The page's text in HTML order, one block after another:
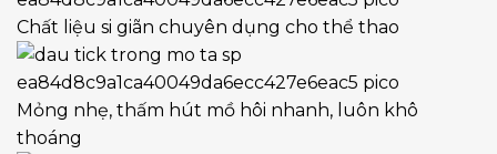
Chất liệu si giãn chuyên dụng cho thể thao
Mỏng nhẹ, thấm hút mồ hôi nhanh, luôn khô
thoáng